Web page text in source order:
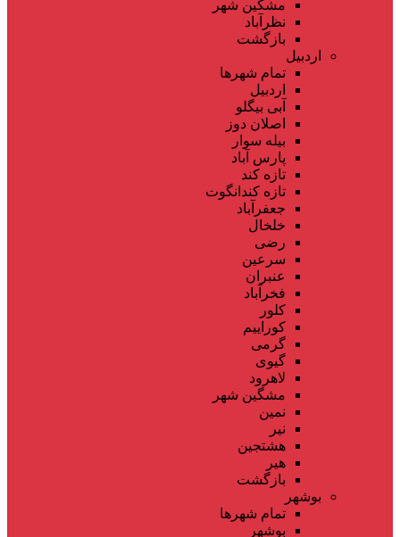
مشکین شهر
نظرآباد
بازگشت
اردبیل
تمام شهر‌ها
اردبیل
آبی بیگلو
اصلان دوز
بیله سوار
پارس آباد
تازه کند
تازه کندانگوت
جعفرآباد
خلخال
رضی
سرعین
عنبران
فخرآباد
کلور
کوراییم
گرمی
گیوی
لاهرود
مشگین شهر
نمین
نیر
هشتجین
هیر
بازگشت
بوشهر
تمام شهر‌ها
بوشهر